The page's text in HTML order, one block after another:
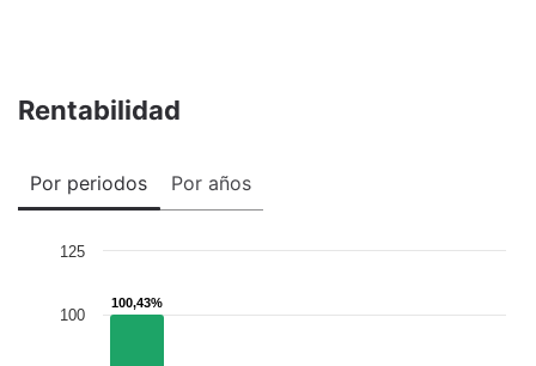
Rentabilidad
Por periodos Por años
100,43%
100,43%
100
125